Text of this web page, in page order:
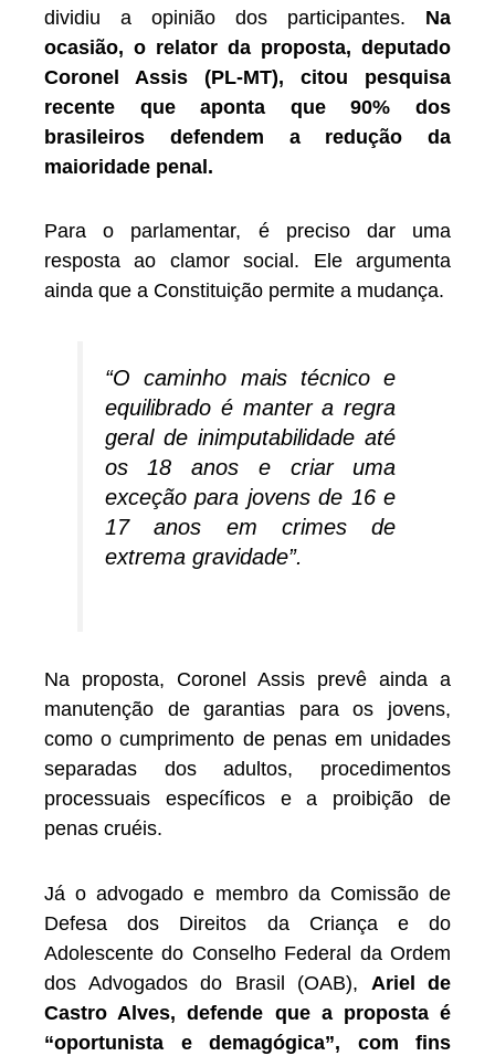
dividiu a opinião dos participantes. Na
ocasião, o relator da proposta, deputado
Coronel Assis (PL-MT), citou pesquisa
recente que aponta que 90% dos
brasileiros defendem a redução da
maioridade penal.
Para o parlamentar, é preciso dar uma
resposta ao clamor social. Ele argumenta
ainda que a Constituição permite a mudança.
“O caminho mais técnico e
equilibrado é manter a regra
geral de inimputabilidade até
os 18 anos e criar uma
exceção para jovens de 16 e
17 anos em crimes de
extrema gravidade”.
Na proposta, Coronel Assis prevê ainda a
manutenção de garantias para os jovens,
como o cumprimento de penas em unidades
separadas dos adultos, procedimentos
processuais específicos e a proibição de
penas cruéis.
Já o advogado e membro da Comissão de
Defesa dos Direitos da Criança e do
Adolescente do Conselho Federal da Ordem
dos Advogados do Brasil (OAB), Ariel de
Castro Alves, defende que a proposta é
“oportunista e demagógica”, com fins